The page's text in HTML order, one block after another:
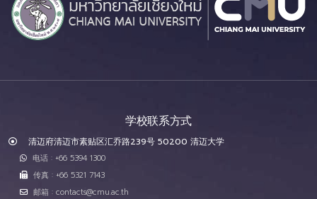
学校联系方式
清迈府清迈市素贴区汇乔路239号 50200 清迈大学
电话 : +66 5394 1300
传真 : +66 5321 7143
邮箱 : contacts@cmu.ac.th